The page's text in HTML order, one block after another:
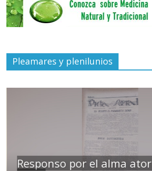
Pleamares y plenilunios
Responso por el alma